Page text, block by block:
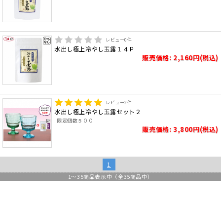
レビュー0件
水出し極上冷やし玉露１４Ｐ
販売価格: 2,160円(税込)
レビュー2件
水出し極上冷やし玉露セット２
限定個数５００
販売価格: 3,800円(税込)
1
1～35商品表示中（全35商品中）